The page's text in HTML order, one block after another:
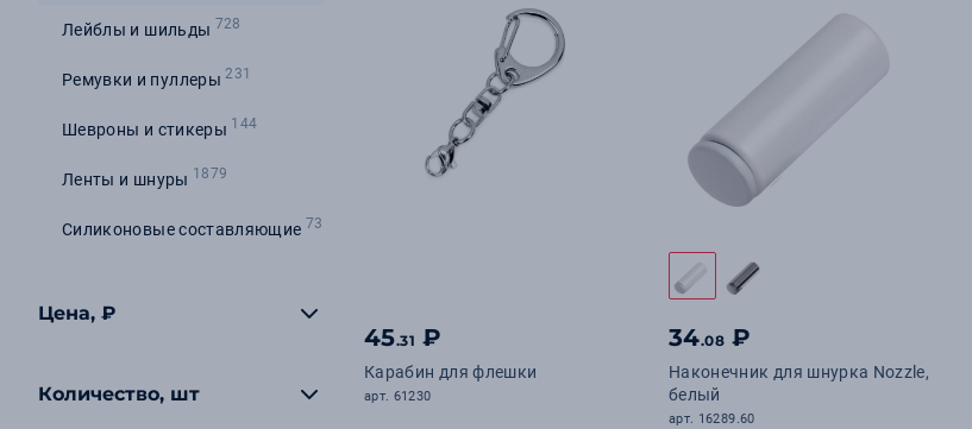
Лейблы и шильды 728
Ремувки и пуллеры231
Шевроны и стикеры 144
Ленты и шнуры 1879
Силиконовые составляющие 73
Цена, ₽
Количество, шт
45.31 ₽
Карабин для флешки
арт. 61230
34.08 ₽
Наконечник для шнурка Nozzle,
белый
арт. 16289.60